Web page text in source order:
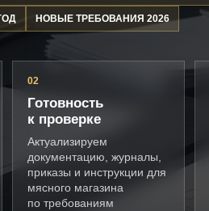
НОВЫЕ ТРЕБОВАНИЯ 2026
02
Готовность
к проверке
Актуализируем
документацию, журналы,
приказы и инструкции для
мясного магазина
по требованиям